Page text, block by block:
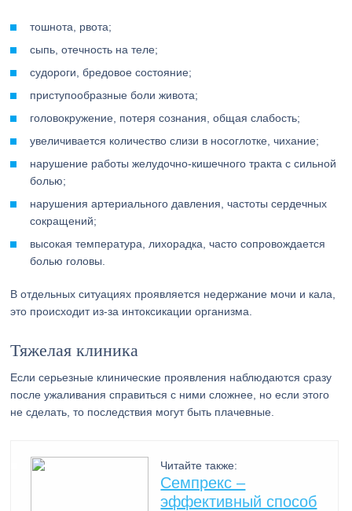
тошнота, рвота;
сыпь, отечность на теле;
судороги, бредовое состояние;
приступообразные боли живота;
головокружение, потеря сознания, общая слабость;
увеличивается количество слизи в носоглотке, чихание;
нарушение работы желудочно-кишечного тракта с сильной
болью;
нарушения артериального давления, частоты сердечных
сокращений;
высокая температура, лихорадка, часто сопровождается
болью головы.
В отдельных ситуациях проявляется недержание мочи и кала,
это происходит из-за интоксикации организма.
Тяжелая клиника
Если серьезные клинические проявления наблюдаются сразу
после ужаливания справиться с ними сложнее, но если этого
не сделать, то последствия могут быть плачевные.
Читайте также:
Семпрекс –
эффективный способ